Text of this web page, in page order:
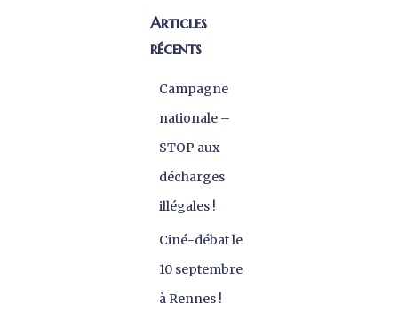
Articles
récents
Campagne
nationale –
STOP aux
décharges
illégales !
Ciné-débat le
10 septembre
à Rennes !